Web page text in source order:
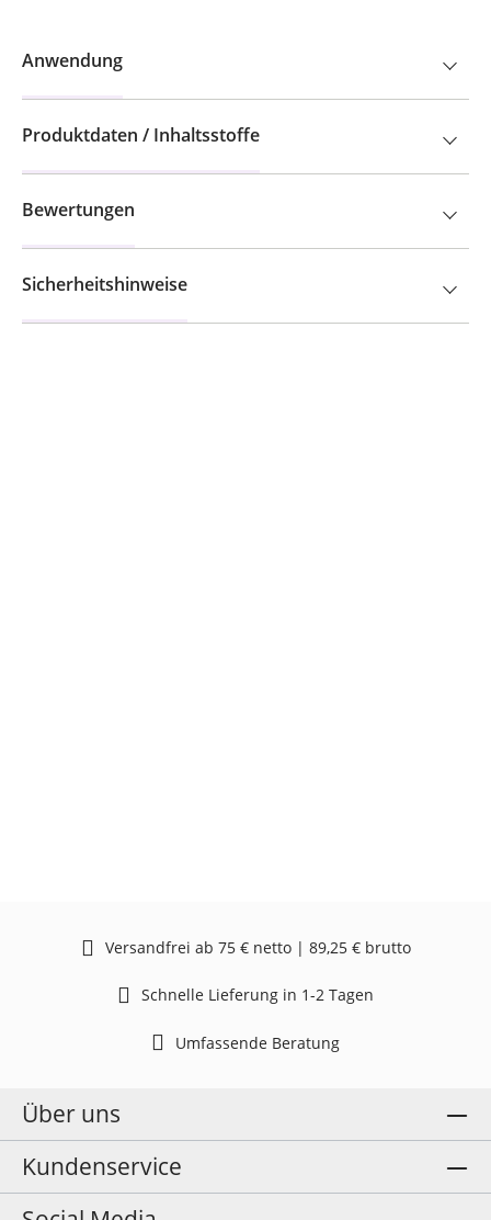
Anwendung
Produktdaten / Inhaltsstoffe
Bewertungen
Sicherheitshinweise
Versandfrei ab 75 € netto | 89,25 € brutto
Schnelle Lieferung in 1-2 Tagen
Umfassende Beratung
Über uns
Kundenservice